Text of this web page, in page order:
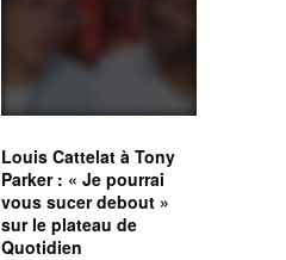
Louis Cattelat à Tony
Parker : « Je pourrai
vous sucer debout »
sur le plateau de
Quotidien